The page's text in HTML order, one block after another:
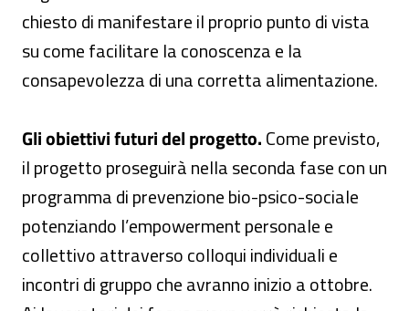
chiesto di manifestare il proprio punto di vista
su come facilitare la conoscenza e la
consapevolezza di una corretta alimentazione.
Gli obiettivi futuri del progetto.Come previsto,
il progetto proseguirà nella seconda fase con un
programma di prevenzione bio-psico-sociale
potenziando l’empowerment personale e
collettivo attraverso colloqui individuali e
incontri di gruppo che avranno inizio a ottobre.